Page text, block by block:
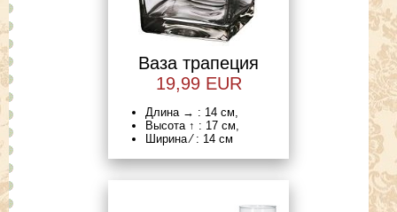
Ваза трапеция
19,99 EUR
Длина → : 14 см,
Высота ↑ : 17 см,
Ширина ⁄ : 14 см